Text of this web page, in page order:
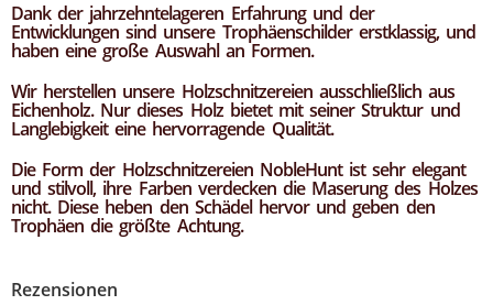
Dank der jahrzehntelageren Erfahrung und der
Entwicklungen sind unsere Trophäenschilder erstklassig, und
haben eine große Auswahl an Formen.
Wir herstellen unsere Holzschnitzereien ausschließlich aus
Eichenholz. Nur dieses Holz bietet mit seiner Struktur und
Langlebigkeit eine hervorragende Qualität.
Die Form der Holzschnitzereien NobleHunt ist sehr elegant
und stilvoll, ihre Farben verdecken die Maserung des Holzes
nicht. Diese heben den Schädel hervor und geben den
Trophäen die größte Achtung.
Rezensionen